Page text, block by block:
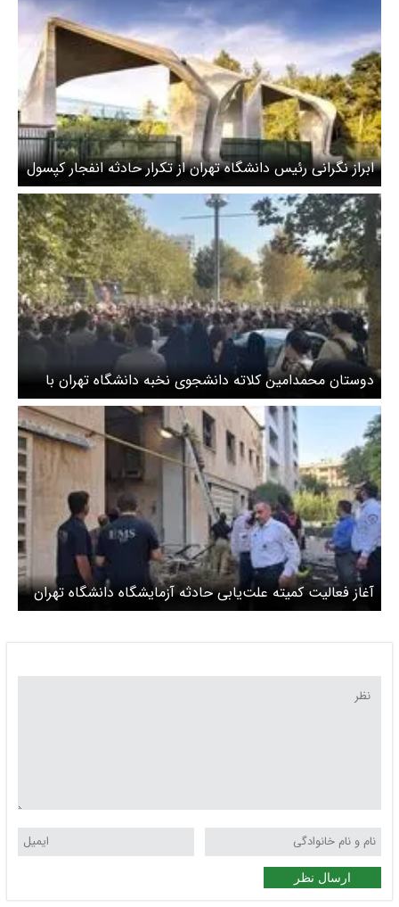
ابراز نگرانی رئیس دانشگاه تهران از تکرار حادثه انفجار کپسول
هیدروژن
دوستان محمدامین کلاته دانشجوی نخبه دانشگاه تهران با
لباس سفید به مراسم تشییع رفتند + عکس
آغاز فعالیت کمیته علت‌یابی حادثه آزمایشگاه دانشگاه تهران
ارسال نظر